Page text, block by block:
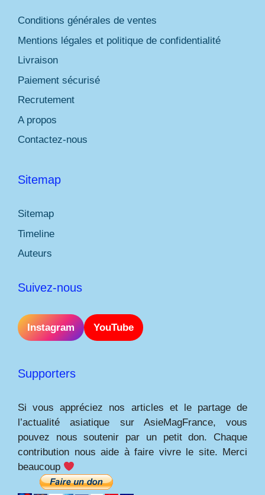
Conditions générales de ventes
Mentions légales et politique de confidentialité
Livraison
Paiement sécurisé
Recrutement
A propos
Contactez-nous
Sitemap
Sitemap
Timeline
Auteurs
Suivez-nous
Instagram YouTube
Supporters
Si vous appréciez nos articles et le partage de
l’actualité asiatique sur AsieMagFrance, vous
pouvez nous soutenir par un petit don. Chaque
contribution nous aide à faire vivre le site. Merci
beaucoup